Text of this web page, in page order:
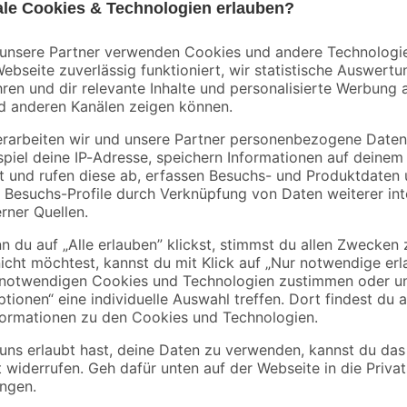
x
Stegleitung 25 m
36, €
1,48 € / Meter
GIRA
Steckdoseneinsatz
Berührungsschutz
anthrazit matt 7 x 7
cm
8, €